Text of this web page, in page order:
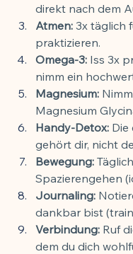
direkt nach dem
Atmen: 3x täglich
praktizieren.
Omega-3: Iss 3x
nimm ein
Magnesium:
Magnesium
Handy-Detox: Die
gehört dir, nicht
Bewegung:
Spazierengehen
Journaling:
dankbar bist
Verbindung: Ruf
dem du dich